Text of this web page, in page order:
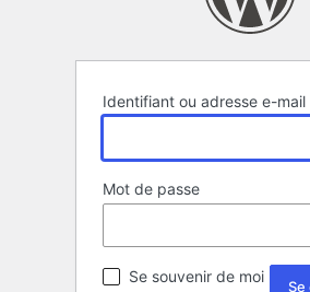
Identifiant ou adresse e-mail
Mot de passe
Se souvenir de moi